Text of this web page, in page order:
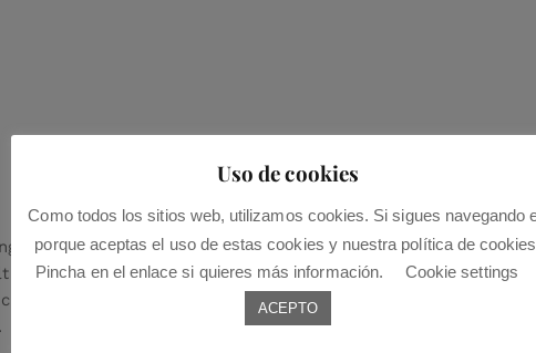
lacus pel
vel, conse
risus id.
Uso de cookies
Como todos los sitios web, utilizamos cookies. Si sigues navegando
porque aceptas el uso de estas cookies y nuestra política de
Pincha en el enlace si quieres más información.
Cookie settings
ACEPTO